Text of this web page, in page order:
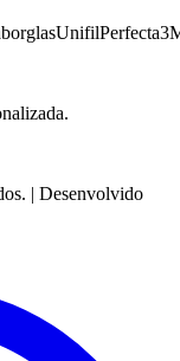
UnifilPerfecta
| Desenvolvido